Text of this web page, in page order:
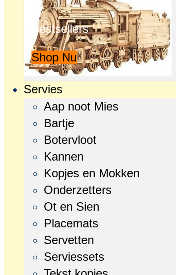
Bestsellers
Shop Nu
Servies
Aap noot Mies
Bartje
Botervloot
Kannen
Kopjes en Mokken
Onderzetters
Ot en Sien
Placemats
Servetten
Serviessets